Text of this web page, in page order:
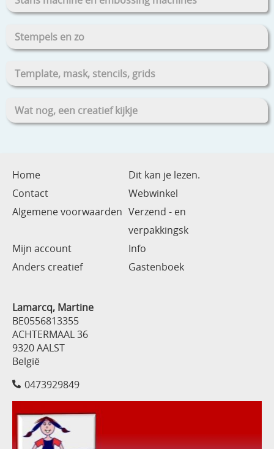
Stempels en zo
Template, mask, stencils, grids
Wat nog, een creatief kijkje
Home
Dit kan je lezen.
Contact
Webwinkel
Algemene voorwaarden Verzend - en
verpakkingsk
Mijn account
Info
Anders creatief
Gastenboek
Lamarcq, Martine
BE0556813355
ACHTERMAAL 36
9320 AALST
België
0473929849